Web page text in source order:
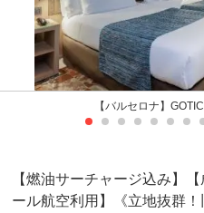
【バルセロナ】
【燃油サーチャージ込み】
ール航空利用】《立地抜群